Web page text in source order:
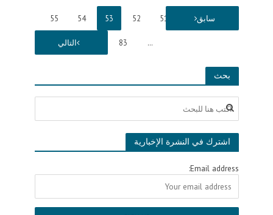
سابق 51
52
53
54
55
…
83 التالي
بحث
اشترك في النشرة الإخبارية
Email address: